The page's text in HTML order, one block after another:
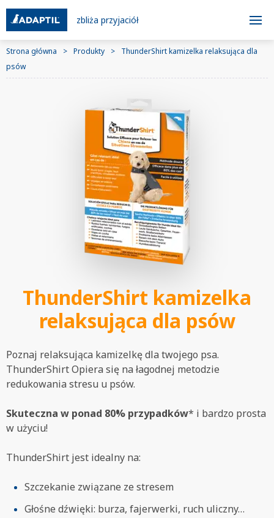
zbliża przyjaciół
Strona główna Produkty
ThunderShirt kamizelka relaksująca dla
psów
ThunderShirt kamizelka
relaksująca dla psów
Poznaj relaksująca kamizelkę dla twojego psa.
ThunderShirt Opiera się na łagodnej metodzie
redukowania stresu u psów.
Skuteczna w ponad 80% przypadków* i bardzo prosta
w użyciu!
ThunderShirt jest idealny na:
Szczekanie związane ze stresem
Głośne dźwięki: burza, fajerwerki, ruch uliczny…